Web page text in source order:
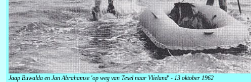
Jaap Buwalda en Jan Abrahamse 'op weg van Texel naar Vlieland' - 13 oktober 1962